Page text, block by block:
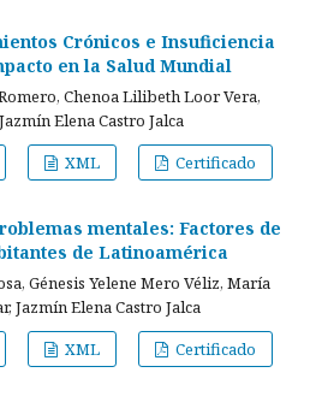
Crónicos e Insuficiencia
en la Salud Mundial
Chenoa Lilibeth Loor Vera,
Elena Castro Jalca
XML Certificado
mentales: Factores de
de Latinoamérica
Génesis Yelene Mero Véliz, María
Jazmín Elena Castro Jalca
XML Certificado